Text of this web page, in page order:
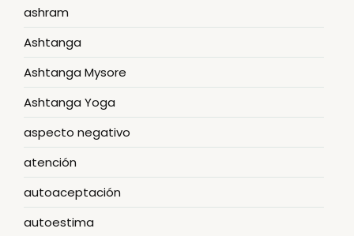
ashram
Ashtanga
Ashtanga Mysore
Ashtanga Yoga
aspecto negativo
atención
autoaceptación
autoestima